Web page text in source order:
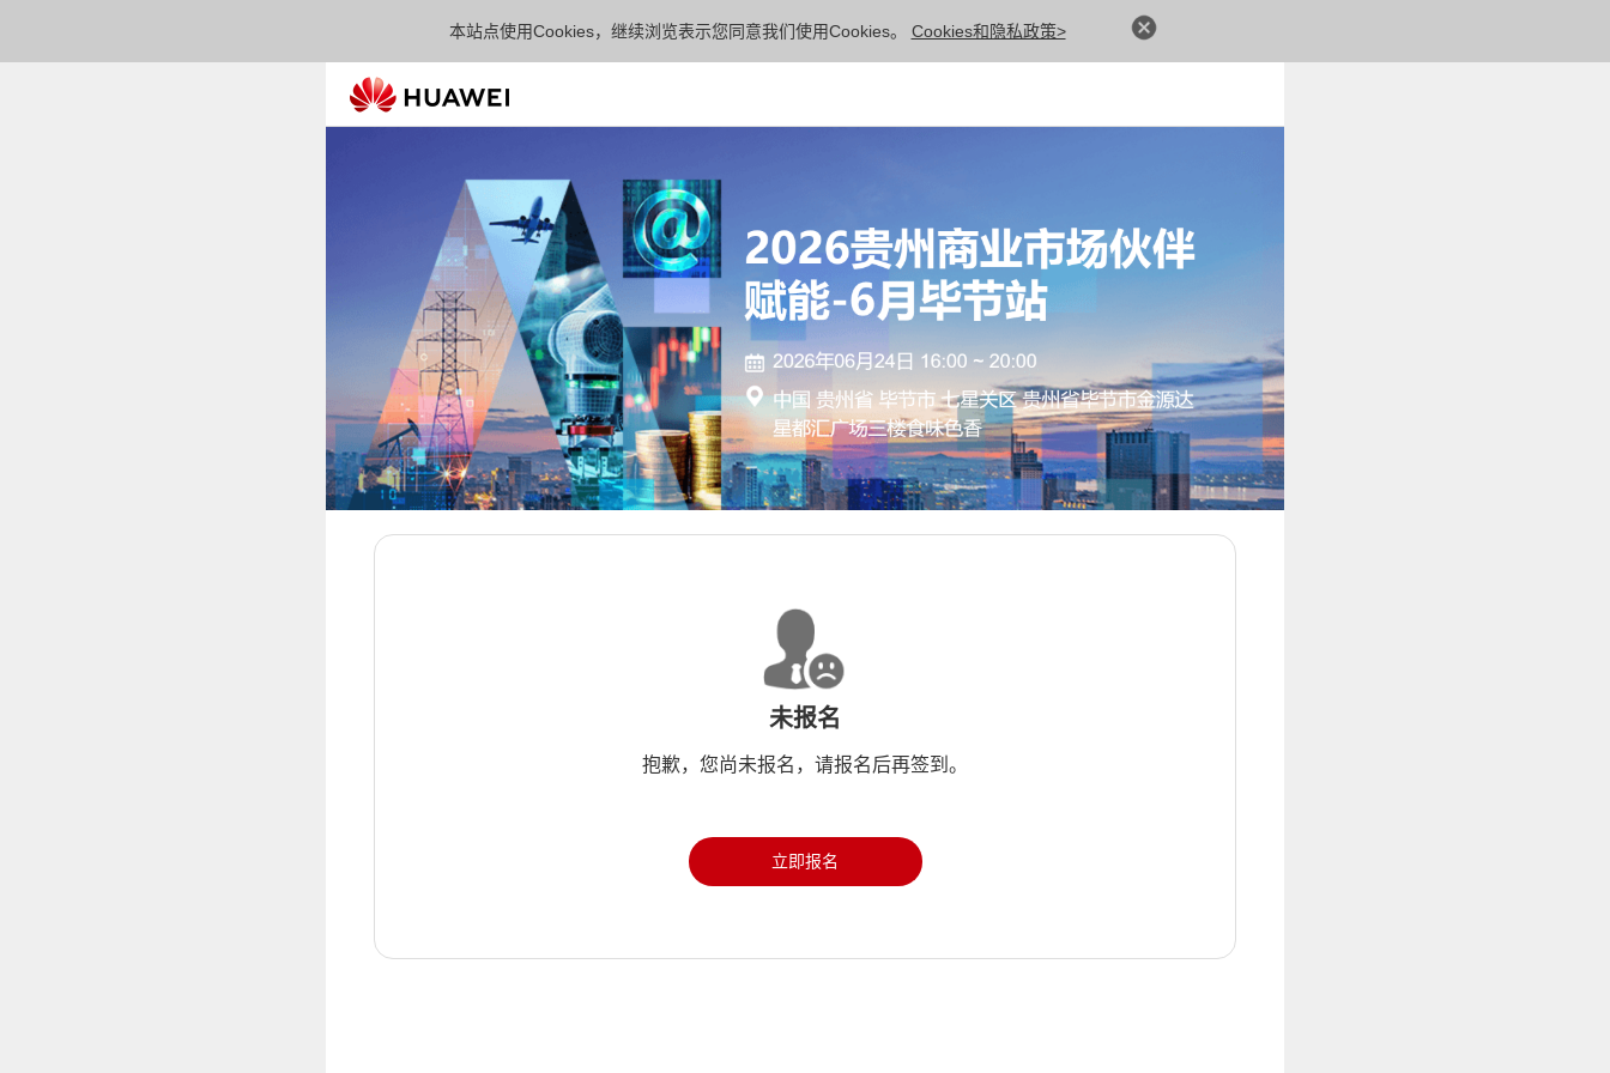
本站点使用Cookies，继续浏览表示您同意我们使用Cookies。 Cookies和隐私政策>
未报名
抱歉，您尚未报名，请报名后再签到。
立即报名